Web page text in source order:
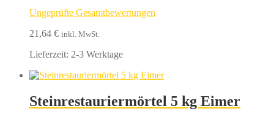
Ungeprüfte Gesamtbewertungen
21,64 € inkl. MwSt.
Lieferzeit: 2-3 Werktage
Steinrestauriermörtel 5 kg Eimer